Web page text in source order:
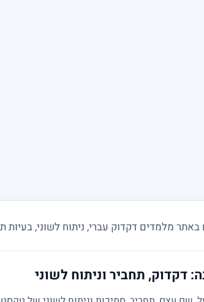
מלמדים דקדוק עברי, ניתוח לשוני, בעיות
דקדוק, תחביר וניתוח לשוני